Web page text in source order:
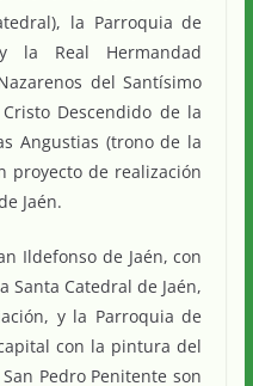
la Parroquia de
la Real Hermandad
del Santísimo
Descendido de la
Angustias (trono de la
proyecto de realización
Jaén.
Ildefonso de Jaén, con
Santa Catedral de Jaén,
y la Parroquia de
con la pintura del
Pedro Penitente son